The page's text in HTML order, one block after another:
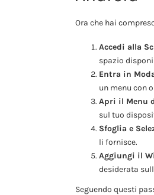
Ora che hai
Accedi alla
spazio
Entra in
un menu con
Apri il Menu
sul tuo
Sfoglia e
li fornisce.
Aggiungi il
desiderata
Seguendo questi